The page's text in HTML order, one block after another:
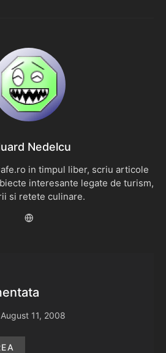
Nedelcu
in timpul liber, scriu articole
interesante legate de turism,
si retete culinare.
August 11, 2008